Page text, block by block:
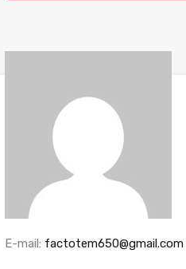
E-mail: factotem650@gmail.com